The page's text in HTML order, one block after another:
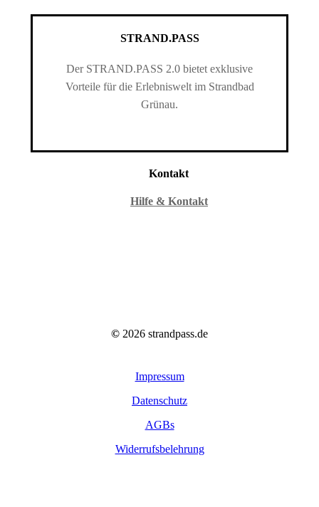
STRAND.PASS
Der STRAND.PASS 2.0 bietet exklusive
Vorteile für die Erlebniswelt im Strandbad
Grünau.
Kontakt
Hilfe & Kontakt
© 2026 strandpass.de
Impressum
Datenschutz
AGBs
Widerrufsbelehrung